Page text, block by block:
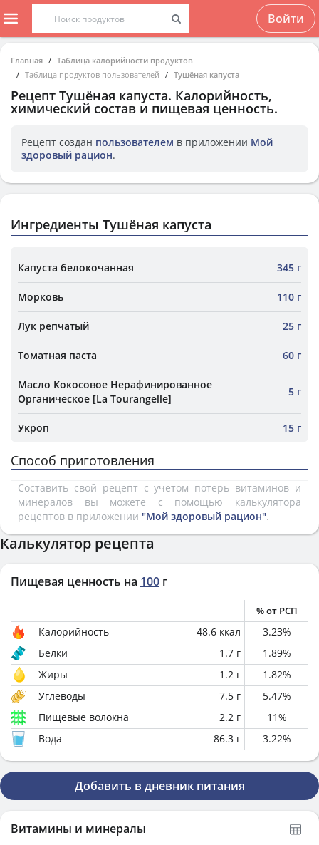
Войти
Главная
Таблица калорийности продуктов
Таблица продуктов пользователей
Тушёная капуста
Рецепт Тушёная капуста. Калорийность,
химический состав и пищевая ценность.
Рецепт создан пользователем в приложении Мой
здоровый рацион.
Ингредиенты Тушёная капуста
Капуста белокочанная 345 г
Морковь 110 г
Лук репчатый 25 г
Томатная паста 60 г
Масло Кокосовое Нерафинированное
Органическое [La Tourangelle]
5 г
Укроп 15 г
Способ приготовления
Составить свой рецепт с учетом потерь витаминов и
минералов вы можете с помощью калькулятора
рецептов в приложении "Мой здоровый рацион".
Калькулятор рецепта
Пищевая ценность на 100 г
% от РСП
Калорийность 48.6 ккал 3.23%
Белки
1.7 г 1.89%
Жиры
1.2 г 1.82%
Углеводы
7.5 г 5.47%
Пищевые волокна
2.2 г 11%
Вода
86.3 г 3.22%
Добавить в дневник питания
Витамины и минералы